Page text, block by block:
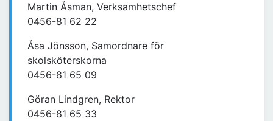
Martin Åsman, Verksamhetschef
0456-81 62 22
Åsa Jönsson, Samordnare för
skolsköterskorna
0456-81 65 09
Göran Lindgren, Rektor
0456-81 65 33